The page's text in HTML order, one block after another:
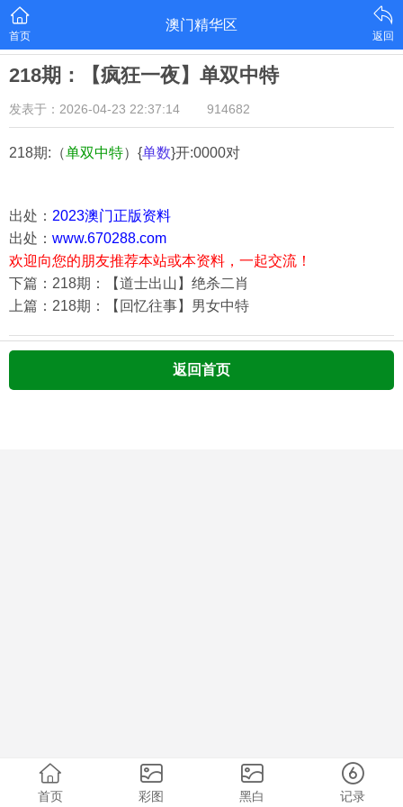
首页
澳门精华区
返回
218期：【疯狂一夜】单双中特
发表于：2026-04-23 22:37:14 914682
218期:（单双中特）{单数}开:0000对
出处： 2023澳门正版资料
出处： www.670288.com
欢迎向您的朋友推荐本站或本资料，一起交流！
下篇：218期：【道士出山】绝杀二肖
上篇：218期：【回忆往事】男女中特
返回首页
首页 彩图 黑白 记录